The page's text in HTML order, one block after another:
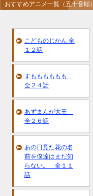
おすすめアニメ一覧（五十音順）
こどものじかん 全
１２話
すもももももも
全２４話
あずまんが大王
全２６話
あの日見た花の名
前を僕達はまだ知
らない。 全１１
話